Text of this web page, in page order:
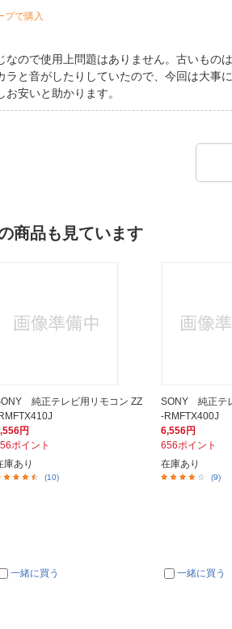
プで購入
なので使用上問題はありません。古いもの
と音がしたりしていたので、今回は大事
安いと助かります。
商品も見ています
純正テレビ用リモコン ZZ
円
ポイント
庫あり
(10)
一緒に買う
SONY 純正テ
-RMFTX400J
6,556円
656ポイント
在庫あり
(9)
一緒に買う